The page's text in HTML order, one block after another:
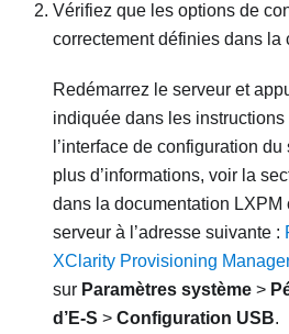
Vérifiez que les options de
correctement définies dans la
Redémarrez le serveur et
indiquée dans les instructions
l’interface de configuration du
plus d’informations, voir la
dans la documentation LXPM
serveur à l’adresse suivante :
XClarity Provisioning
sur Paramètres système >
d’E-S > Configuration USB.